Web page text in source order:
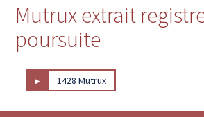
Mutrux extrait
poursuite
▸ 1428 Mutrux